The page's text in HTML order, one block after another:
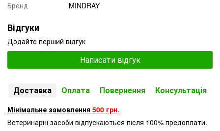
Бренд MINDRAY
Відгуки
Додайте перший відгук
Написати відгук
Доставка Оплата Повернення Консультація
Мінімальне замовлення 500 грн.
Ветеринарні засоби відпускаються після 100% предоплати.